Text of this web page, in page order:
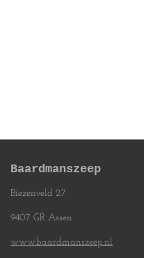
Baardmanszeep
Biezenveld 27
9407 GR Assen
www.baardmanszeep.nl